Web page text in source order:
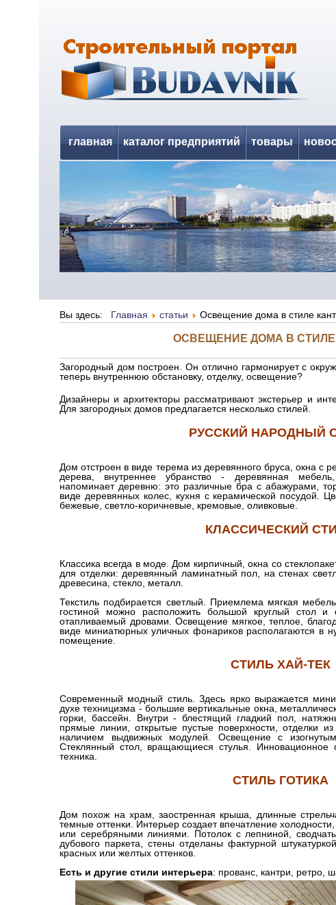
главная каталог предприятий товары
Вы здесь: Главная статьи Освещение дома в стиле
ОСВЕЩЕНИЕ ДОМА В СТИЛЕ
Загородный дом построен. Он отлично гармонирует с
теперь внутреннюю обстановку, отделку, освещение?
Дизайнеры и архитекторы рассматривают экстерьер и
Для загородных домов предлагается несколько стилей.
РУССКИЙ НАРОДНЫЙ
Дом отстроен в виде терема из деревянного бруса, окна с
дерева, внутреннее убранство - деревянная
напоминает деревню: это различные бра с абажурами,
виде деревянных колес, кухня с керамической посудой.
бежевые, светло-коричневые, кремовые, оливковые.
КЛАССИЧЕСКИЙ
Классика всегда в моде. Дом кирпичный, окна со
для отделки: деревянный ламинатный пол, на стенах
древесина, стекло, металл.
Текстиль подбирается светлый. Приемлема мягкая
гостиной можно расположить большой круглый стол и
отапливаемый дровами. Освещение мягкое, теплое,
виде миниатюрных уличных фонариков располагаются в
помещение.
СТИЛЬ ХАЙ-ТЕК
Современный модный стиль. Здесь ярко выражается
духе техницизма - большие вертикальные окна,
горки, бассейн. Внутри - блестящий гладкий пол,
прямые линии, открытые пустые поверхности, отделки
наличием выдвижных модулей. Освещение с
Стеклянный стол, вращающиеся стулья. Инновационное
техника.
СТИЛЬ ГОТИКА
Дом похож на храм, заостренная крыша, длинные
темные оттенки. Интерьер создает впечатление
или серебряными линиями. Потолок с лепниной,
дубового паркета, стены отделаны фактурной
красных или желтых оттенков.
Есть и другие стили интерьера: прованс, кантри, ретро,